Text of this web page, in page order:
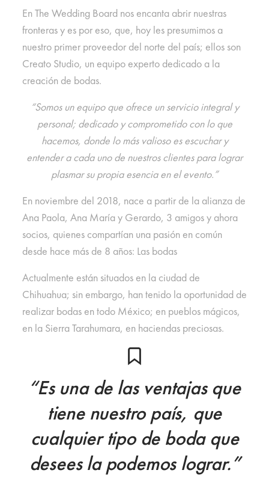
En The Wedding Board nos encanta abrir nuestras
fronteras y es por eso, que, hoy les presumimos a
nuestro primer proveedor del norte del país; ellos son
Creato Studio, un equipo experto dedicado a la
creación de bodas.
“Somos un equipo que ofrece un servicio integral y
personal; dedicado y comprometido con lo que
hacemos, donde lo más valioso es escuchar y
entender a cada uno de nuestros clientes para lograr
plasmar su propia esencia en el evento.”
En noviembre del 2018, nace a partir de la alianza de
Ana Paola, Ana María y Gerardo, 3 amigos y ahora
socios, quienes compartían una pasión en común
desde hace más de 8 años: Las bodas
Actualmente están situados en la ciudad de
Chihuahua; sin embargo, han tenido la oportunidad de
realizar bodas en todo México; en pueblos mágicos,
en la Sierra Tarahumara, en haciendas preciosas.
“Es una de las ventajas que
tiene nuestro país, que
cualquier tipo de boda que
desees la podemos lograr.”